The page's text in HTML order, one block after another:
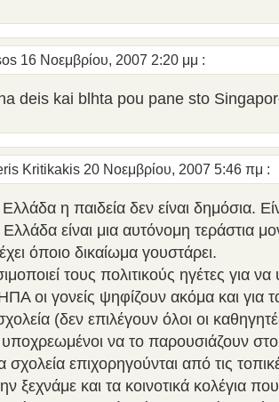
16 Νοεμβρίου, 2007 2:20 μμ :
deis kai blhta pou pane sto
Kritikakis 20 Νοεμβρίου, 2007 5:46 πμ :
η παιδεία δεν είναι δημόσια.
είναι μια αυτόνομη τεράστια
όποιο δικαίωμα γουστάρει.
τους πολιτικούς ηγέτες για να
οι γονείς ψηφίζουν ακόμα και για
(δεν επιλέγουν όλοι οι
υποχρεωμένοι να το παρουσιάζουν
σχολεία επιχορηγούνται από τις
ξεχνάμε και τα κοινοτικά κολέγια